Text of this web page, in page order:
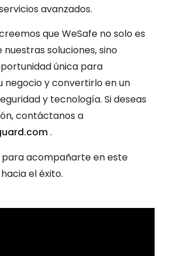
avanzados.
que WeSafe no solo es
nuestras soluciones, sino
única para
y convertirlo en un
y tecnología. Si deseas
contáctanos a
.
para acompañarte en este
el éxito.